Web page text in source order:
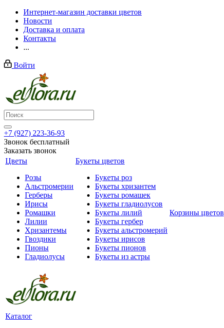
Интернет-магазин доставки цветов
Новости
Доставка и оплата
Контакты
...
Войти
+7 (927) 223-36-93
Звонок бесплатный
Заказать звонок
Цветы
Розы
Альстромерии
Герберы
Ирисы
Ромашки
Лилии
Хризантемы
Гвоздики
Пионы
Гладиолусы
Букеты цветов
Букеты роз
Букеты хризантем
Букеты ромашек
Букеты гладиолусов
Букеты лилий
Букеты гербер
Букеты альстромерий
Букеты ирисов
Букеты пионов
Букеты из астры
Корзины цветов
Каталог